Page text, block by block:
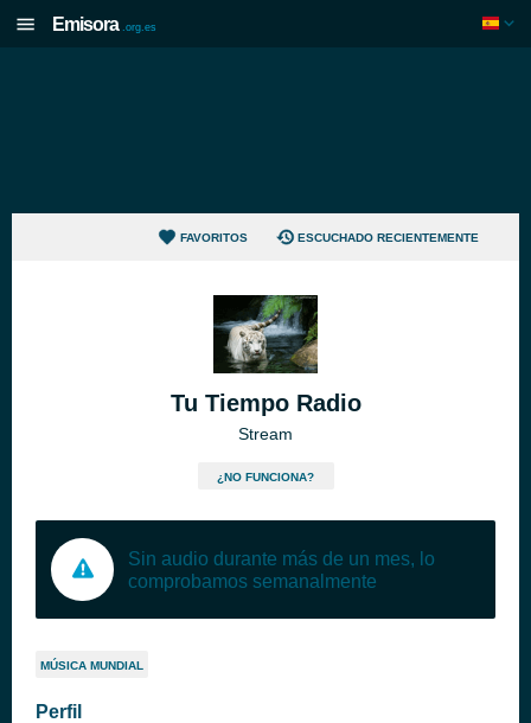
Emisora .org.es
FAVORITOS ESCUCHADO RECIENTEMENTE
Tu Tiempo Radio
Stream
¿NO FUNCIONA?
Sin audio durante más de un mes, lo
comprobamos semanalmente
MÚSICA MUNDIAL
Perfil